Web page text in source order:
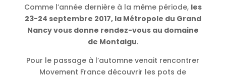
Comme l’année dernière à la même période, les
23-24 septembre 2017, la Métropole du Grand
Nancy vous donne rendez-vous au domaine
de Montaigu.
Pour le passage à l’automne venait rencontrer
Movement France découvrir les pots de